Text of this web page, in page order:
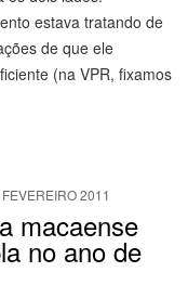
estava tratando de
de que ele
(na VPR, fixamos
2011
macaense
no ano de